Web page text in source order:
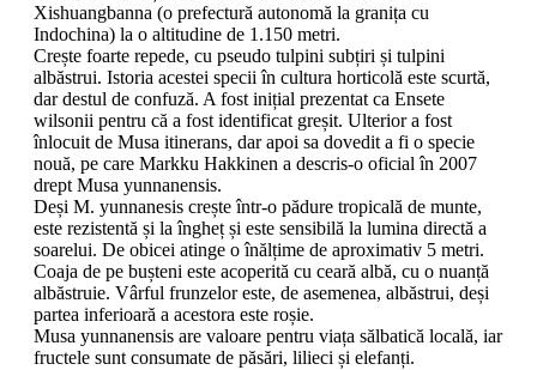
Xishuangbanna (o prefectură autonomă la granița cu
Indochina) la o altitudine de 1.150 metri.
Crește foarte repede, cu pseudo tulpini subțiri și tulpini
albăstrui. Istoria acestei specii în cultura horticolă este scurtă,
dar destul de confuză. A fost inițial prezentat ca Ensete
wilsonii pentru că a fost identificat greșit. Ulterior a fost
înlocuit de Musa itinerans, dar apoi sa dovedit a fi o specie
nouă, pe care Markku Hakkinen a descris-o oficial în 2007
drept Musa yunnanensis.
Deși M. yunnanesis crește într-o pădure tropicală de munte,
este rezistentă și la îngheț și este sensibilă la lumina directă a
soarelui. De obicei atinge o înălțime de aproximativ 5 metri.
Coaja de pe bușteni este acoperită cu ceară albă, cu o nuanță
albăstruie. Vârful frunzelor este, de asemenea, albăstrui, deși
partea inferioară a acestora este roșie.
Musa yunnanensis are valoare pentru viața sălbatică locală, iar
fructele sunt consumate de păsări, lilieci și elefanți.